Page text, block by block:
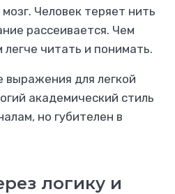
Человек теряет нить
рассеивается. Чем
читать и понимать.
выражения для легкой
академический стиль
но губителен в
логику и